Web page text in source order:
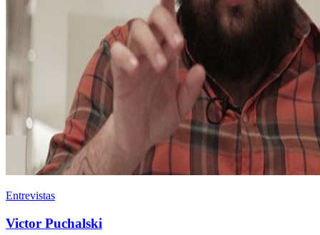
Entrevistas
Victor Puchalski